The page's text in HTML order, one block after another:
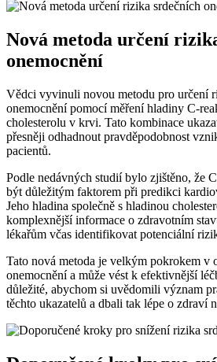
Nová metoda určení
onemocnění
Vědci vyvinuli novou metodu pro určení
onemocnění pomocí měření hladiny C-
cholesterolu v krvi. Tato kombinace
přesněji odhadnout pravděpodobnost
pacientů.
Podle nedávných studií bylo zjištěno, že
být důležitým faktorem při predikci
Jeho hladina společně s hladinou
komplexnější informace o zdravotním
lékařům včas identifikovat potenciální
Tato nová metoda je velkým pokrokem v
onemocnění a může vést k efektivnější
důležité, abychom si uvědomili význam
těchto ukazatelů a dbali tak lépe o zdraví